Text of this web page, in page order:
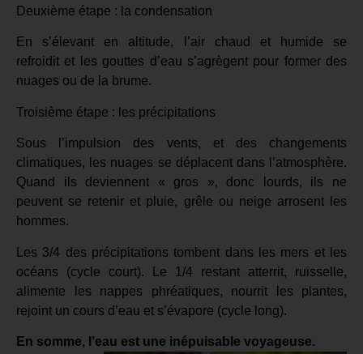
Deuxième étape : la condensation
En s’élevant en altitude, l’air chaud et humide se
refroidit et les gouttes d’eau s’agrègent pour former des
nuages ou de la brume.
Troisième étape : les précipitations
Sous l’impulsion des vents, et des changements
climatiques, les nuages se déplacent dans l’atmosphère.
Quand ils deviennent « gros », donc lourds, ils ne
peuvent se retenir et pluie, grêle ou neige arrosent les
hommes.
Les 3/4 des précipitations tombent dans les mers et les
océans (cycle court). Le 1/4 restant atterrit, ruisselle,
alimente les nappes phréatiques, nourrit les plantes,
rejoint un cours d’eau et s’évapore (cycle long).
En somme, l’eau est une inépuisable voyageuse.